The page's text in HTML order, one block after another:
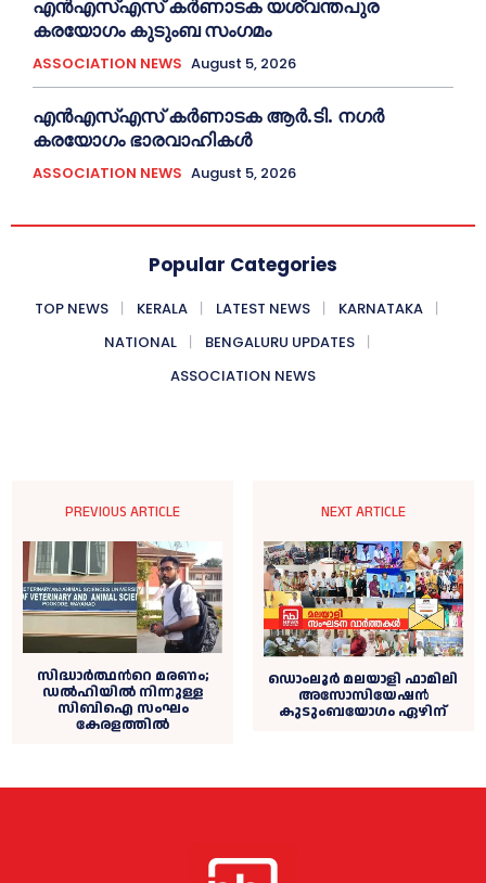
എൻഎസ്എസ് കര്‍ണാടക യശ്വന്തപുര
കരയോഗം കുടുംബ സംഗമം
ASSOCIATION NEWS August 5, 2026
എൻഎസ്എസ് കര്‍ണാടക ആർ.ടി. നഗർ
കരയോഗം ഭാരവാഹികള്‍
ASSOCIATION NEWS August 5, 2026
Popular Categories
TOP NEWS KERALA LATEST NEWS
KARNATAKA
NATIONAL
BENGALURU UPDATES
ASSOCIATION NEWS
PREVIOUS ARTICLE
സിദ്ധാര്‍ത്ഥന്‍റെ മരണം;
ഡല്‍ഹിയില്‍ നിന്നുള്ള
സിബിഐ സംഘം
കേരളത്തില്‍
NEXT ARTICLE
ഡൊംലൂർ മലയാളി ഫാമിലി
അസോസിയേഷൻ
കുടുംബയോഗം ഏഴിന്